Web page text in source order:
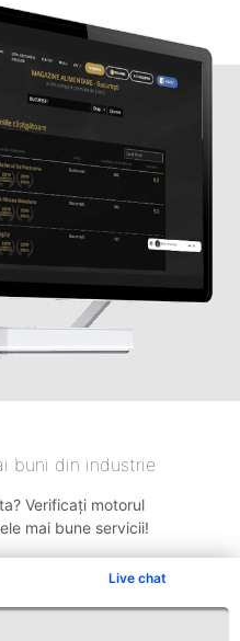
Live chat
buni din industrie
Verificați motorul
mai bune servicii!